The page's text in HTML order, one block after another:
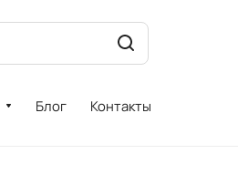
Блог Контакты